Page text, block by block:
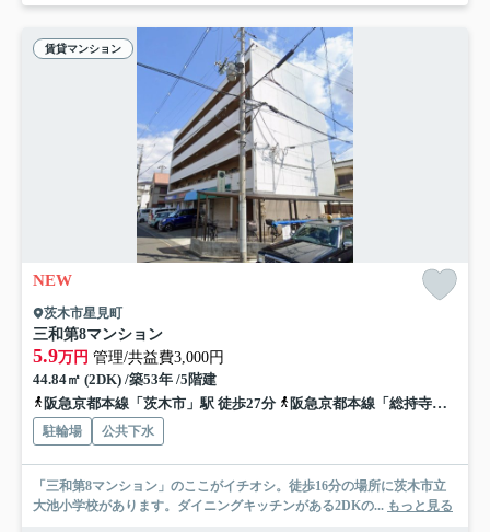
賃貸マンション
NEW
茨木市星見町
三和第8マンション
5.9万円 管理/共益費3,000円
44.84㎡ (2DK) /築53年 /5階建
阪急京都本線「茨木市」駅 徒歩27分
阪急京都本線「総持寺」駅 徒歩31分
駐輪場 公共下水
「三和第8マンション」のここがイチオシ。徒歩16分の場所に茨木市立
大池小学校があります。ダイニングキッチンがある2DKの... もっと見る